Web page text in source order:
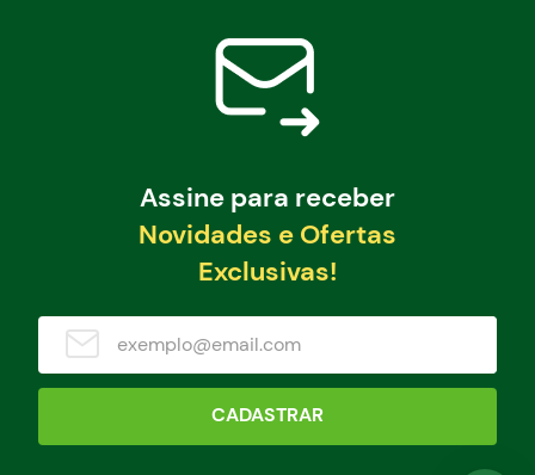
Assine para receber
Novidades e Ofertas
Exclusivas!
CADASTRAR